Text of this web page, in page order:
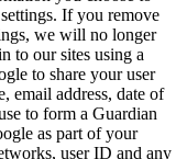
If you remove
we will no longer
to our sites using a
to share your user
email address, date of
to form a Guardian
as part of your
user ID and any